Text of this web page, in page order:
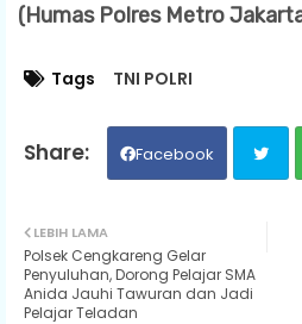
(Humas Polres Metro
Tags TNI POLRI
Facebook
LEBIH LAMA
Polsek Cengkareng Gelar
Penyuluhan, Dorong Pelajar SMA
Anida Jauhi Tawuran dan Jadi
Pelajar Teladan